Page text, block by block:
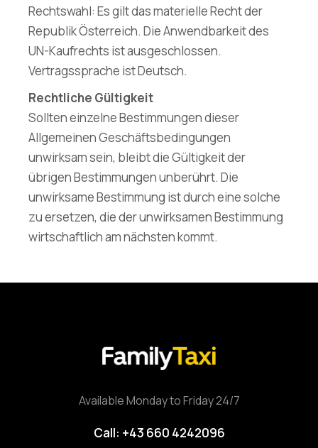
Rechtswahl: Es gilt das materielle Recht der
Republik Österreich. Die Anwendbarkeit des
UN-Kaufrechts ist ausgeschlossen.
Vertragssprache ist Deutsch.
Rechtliche Gültigkeit
Sollten einzelne Bestimmungen dieser
Allgemeinen Geschäftsbedingungen
unwirksam sein, bleibt die Gültigkeit der
übrigen Bestimmungen unberührt. Die
unwirksame Bestimmung ist durch eine solche
zu ersetzen, die der unwirksamen Bestimmung
wirtschaftlich am nächsten kommt.
Available Monday to Friday 24/7
Call: +43 660 4242096